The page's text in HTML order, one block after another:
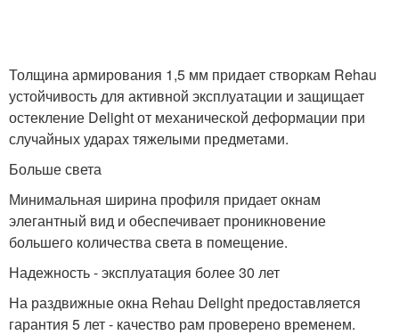
Толщина армирования 1,5 мм придает створкам Rehau
устойчивость для активной эксплуатации и защищает
остекление Delight от механической деформации при
случайных ударах тяжелыми предметами.
Больше света
Минимальная ширина профиля придает окнам
элегантный вид и обеспечивает проникновение
большего количества света в помещение.
Надежность - эксплуатация более 30 лет
На раздвижные окна Rehau Delight предоставляется
гарантия 5 лет - качество рам проверено временем.